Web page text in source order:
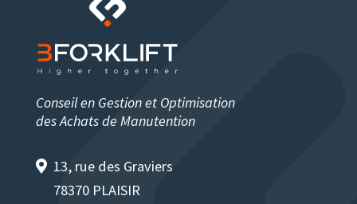
Conseil en Gestion et Optimisation
des Achats de Manutention
13, rue des Graviers
78370 PLAISIR